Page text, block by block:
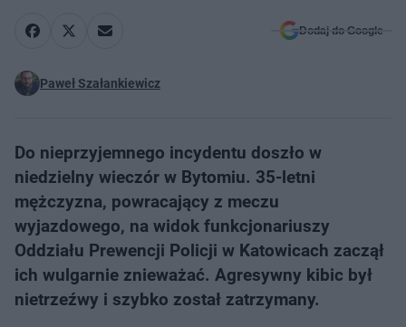
Dodaj do Google
Paweł Szałankiewicz
Do nieprzyjemnego incydentu doszło w
niedzielny wieczór w Bytomiu. 35-letni
mężczyzna, powracający z meczu
wyjazdowego, na widok funkcjonariuszy
Oddziału Prewencji Policji w Katowicach zaczął
ich wulgarnie znieważać. Agresywny kibic był
nietrzeźwy i szybko został zatrzymany.